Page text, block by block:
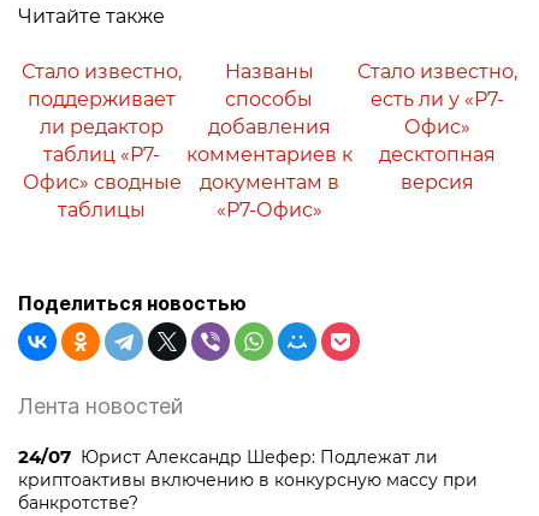
Читайте также
Стало известно,
поддерживает
ли редактор
таблиц «Р7-
Офис» сводные
таблицы
Названы
способы
добавления
комментариев к
документам в
«Р7-Офис»
Стало известно,
есть ли у «Р7-
Офис»
десктопная
версия
Поделиться новостью
Лента новостей
24/07 Юрист Александр Шефер: Подлежат ли
криптоактивы включению в конкурсную массу при
банкротстве?